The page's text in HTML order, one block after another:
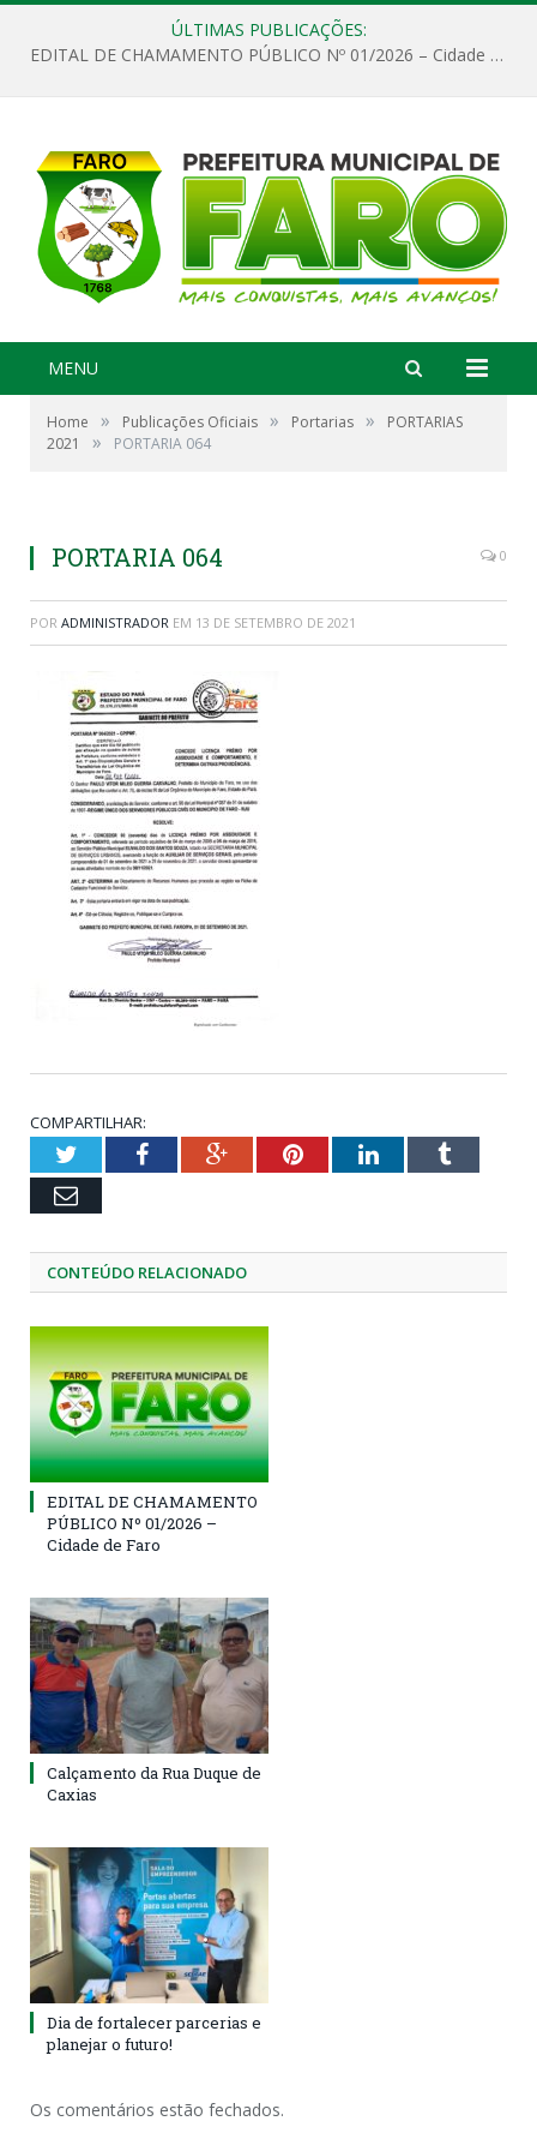
ÚLTIMAS PUBLICAÇÕES:
EDITAL DE CHAMAMENTO PÚBLICO Nº 01/2026 – Cidade de Faro
MENU
Home » Publicações Oficiais » Portarias »
PORTARIAS
2021
» PORTARIA 064
PORTARIA 064 0
POR ADMINISTRADOR EM 13 DE SETEMBRO DE 2021
COMPARTILHAR:
TwitterFacebookGoogle+PinterestLinkedInTumblr
Email
CONTEÚDO RELACIONADO
EDITAL DE CHAMAMENTO
PÚBLICO Nº 01/2026 –
Cidade de Faro
Calçamento da Rua Duque de
Caxias
Dia de fortalecer parcerias e
planejar o futuro!
Os comentários estão fechados.